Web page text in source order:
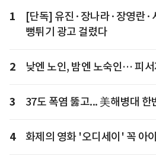
1
[단독] 유진·장나라·장영란·
뻥튀기 광고 걸렸다
2 낮엔 노인, 밤엔 노숙인… 피
3 37도 폭염 뚫고... 美해병대 한
4 화제의 영화 '오디세이' 꼭 아